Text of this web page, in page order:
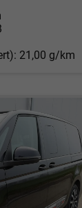
21,00 g/km